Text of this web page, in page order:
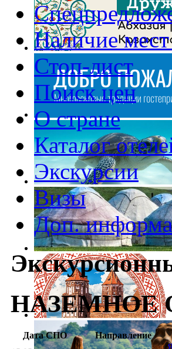
Наличие
Стоп-лист
Поиск цен
О стране
Каталог
Экскурсии
Визы
Доп.
НАЗЕМНОЕ
Дата СПО Направление